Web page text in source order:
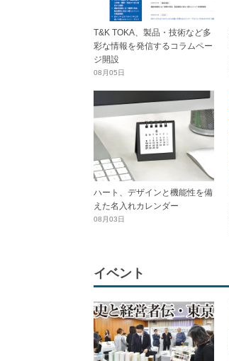
T&K TOKA、製品・技術など多
彩な情報を発信するコラムペー
ジ開設
08月05日
ハート、デザインと機能性を備
えた名入れカレンダー
08月03日
イベント